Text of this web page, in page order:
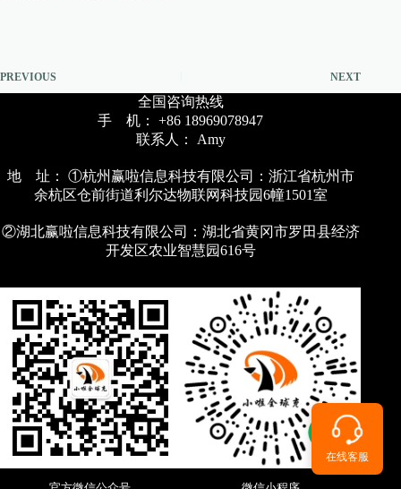
PREVIOUS NEXT
全国咨询热线
手 机： +86 18969078947
联系人： Amy
地 址： ①杭州赢啦信息科技有限公司：浙江省杭州市
余杭区仓前街道利尔达物联网科技园6幢1501室
②湖北赢啦信息科技有限公司：湖北省黄冈市罗田县经济
开发区农业智慧园616号
在线客服